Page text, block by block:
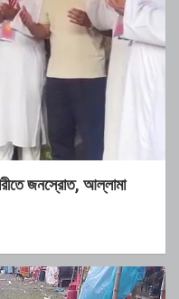
জনস্রোত, আল্লামা